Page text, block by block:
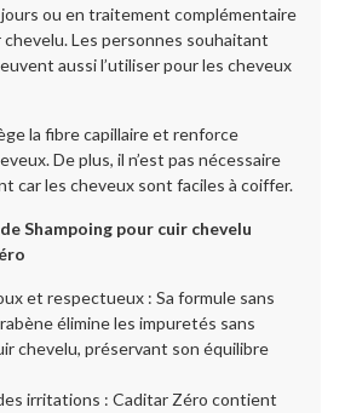
ou en traitement complémentaire
chevelu. Les personnes souhaitant
aussi l’utiliser pour les cheveux
la fibre capillaire et renforce
De plus, il n’est pas nécessaire
car les cheveux sont faciles à coiffer.
Shampoing pour cuir chevelu
et respectueux : Sa formule sans
élimine les impuretés sans
chevelu, préservant son équilibre
irritations : Caditar Zéro contient